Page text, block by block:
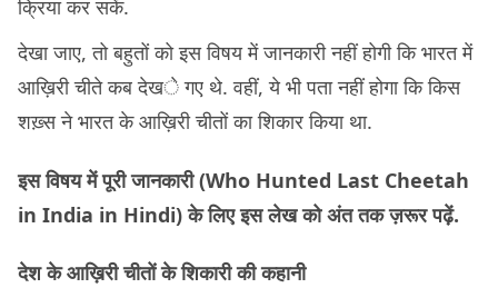
क्रिया कर सकें.
देखा जाए, तो बहुतों को इस विषय में जानकारी नहीं होगी कि भारत में
आख़िरी चीते कब देखे गए थे. वहीं, ये भी पता नहीं होगा कि किस
शख़्स ने भारत के आख़िरी चीतों का शिकार किया था.
इस विषय में पूरी जानकारी (Who Hunted Last Cheetah
in India in Hindi)के लिए इस लेख को अंत तक ज़रूर पढ़ें.
देश के आख़िरी चीतों के शिकारी की कहानी